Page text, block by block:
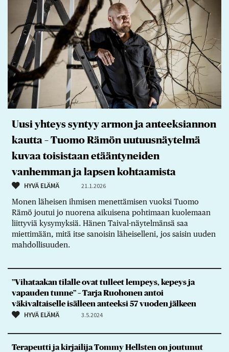
Uusi yhteys syntyy armon ja anteeksiannon
kautta – Tuomo Rämön uutuusnäytelmä
kuvaa toisistaan etääntyneiden
vanhemman ja lapsen kohtaamista
HYVÄ ELÄMÄ 21.1.2026
Monen läheisen ihmisen menettämisen vuoksi Tuomo
Rämö joutui jo nuorena aikuisena pohtimaan kuolemaan
liittyviä kysymyksiä. Hänen Taival-näytelmänsä saa
miettimään, mitä itse sanoisin läheiselleni, jos saisin uuden
mahdollisuuden.
”Vihataakan tilalle ovat tulleet lempeys, kepeys ja
vapauden tunne” – Tarja Ruohonen antoi
väkivaltaiselle isälleen anteeksi 57 vuoden jälkeen
HYVÄ ELÄMÄ 3.5.2024
Terapeutti ja kirjailija Tommy Hellsten on joutunut